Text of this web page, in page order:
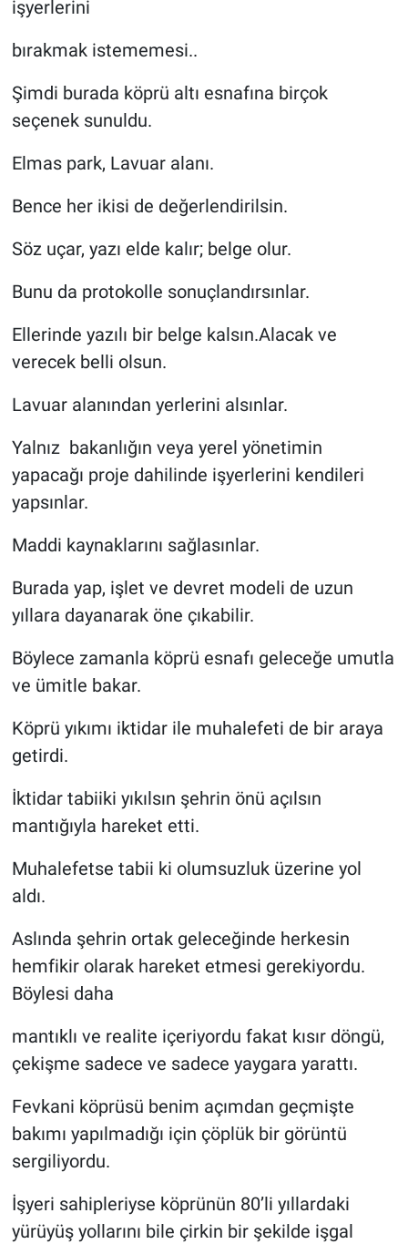
işyerlerini
bırakmak istememesi..
Şimdi burada köprü altı esnafına birçok
seçenek sunuldu.
Elmas park, Lavuar alanı.
Bence her ikisi de değerlendirilsin.
Söz uçar, yazı elde kalır; belge olur.
Bunu da protokolle sonuçlandırsınlar.
Ellerinde yazılı bir belge kalsın.Alacak ve
verecek belli olsun.
Lavuar alanından yerlerini alsınlar.
Yalnız bakanlığın veya yerel yönetimin
yapacağı proje dahilinde işyerlerini kendileri
yapsınlar.
Maddi kaynaklarını sağlasınlar.
Burada yap, işlet ve devret modeli de uzun
yıllara dayanarak öne çıkabilir.
Böylece zamanla köprü esnafı geleceğe umutla
ve ümitle bakar.
Köprü yıkımı iktidar ile muhalefeti de bir araya
getirdi.
İktidar tabiiki yıkılsın şehrin önü açılsın
mantığıyla hareket etti.
Muhalefetse tabii ki olumsuzluk üzerine yol
aldı.
Aslında şehrin ortak geleceğinde herkesin
hemfikir olarak hareket etmesi gerekiyordu.
Böylesi daha
mantıklı ve realite içeriyordu fakat kısır döngü,
çekişme sadece ve sadece yaygara yarattı.
Fevkani köprüsü benim açımdan geçmişte
bakımı yapılmadığı için çöplük bir görüntü
sergiliyordu.
İşyeri sahipleriyse köprünün 80’li yıllardaki
yürüyüş yollarını bile çirkin bir şekilde işgal